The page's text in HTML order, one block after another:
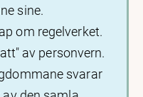
sine.
om regelverket.
av personvern.
svarar